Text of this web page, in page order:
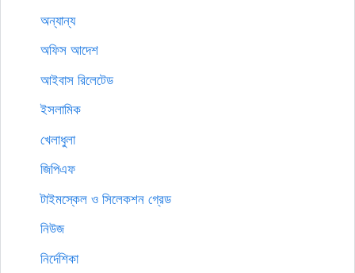
অন্যান্য
অফিস আদেশ
আইবাস রিলেটেড
ইসলামিক
খেলাধুলা
জিপিএফ
টাইমস্কেল ও সিলেকশন গ্রেড
নিউজ
নির্দেশিকা